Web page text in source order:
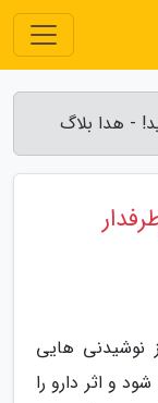
- هدا بلاگ
نوشیدنی هایی
و اثر دارو را